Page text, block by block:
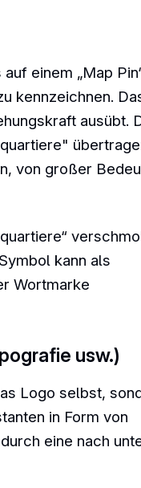
einem „Map
kennzeichnen.
ausübt.
von großer
kann als
Wortmarke
usw.)
Logo selbst,
in Form von
eine nach